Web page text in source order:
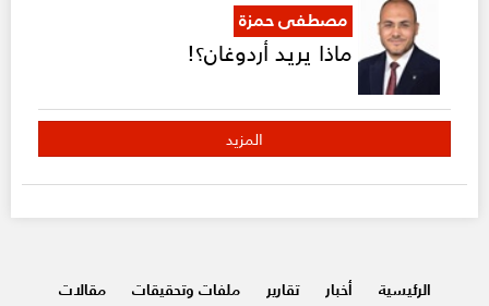
مصطفى حمزة
ماذا يريد أردوغان؟!
المزيد
الرئيسية أخبار تقارير ملفات وتحقيقات
مقالات